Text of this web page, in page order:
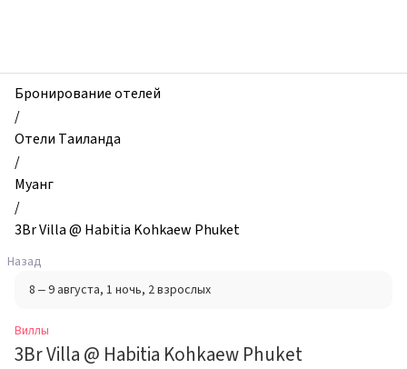
3Br
Villa
@
Habitia
Kohkaew
Phuket,
Муанг,
Таиланд
Бронирование отелей
/
Отели Таиланда
/
Муанг
/
3Br Villa @ Habitia Kohkaew Phuket
Назад
8 – 9 августа, 1 ночь, 2 взрослых
Виллы
3Br Villa @ Habitia Kohkaew Phuket